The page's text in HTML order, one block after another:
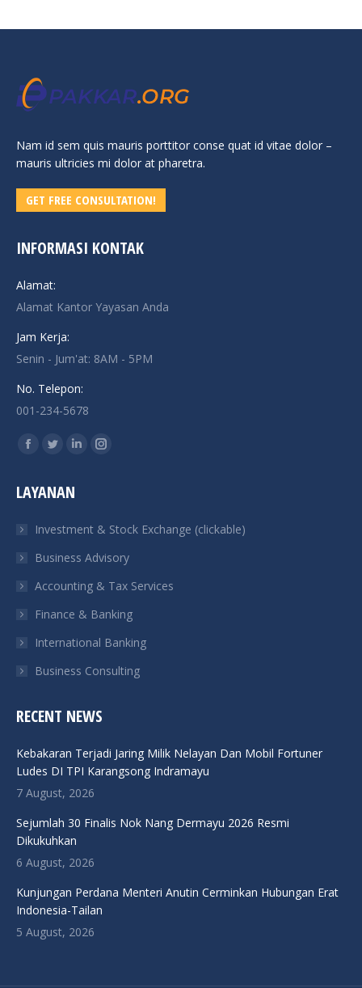
Nam id sem quis mauris porttitor conse quat id vitae dolor –
mauris ultricies mi dolor at pharetra.
GET FREE CONSULTATION!
INFORMASI KONTAK
Alamat:
Alamat Kantor Yayasan Anda
Jam Kerja:
Senin - Jum'at: 8AM - 5PM
No. Telepon:
001-234-5678
Find us on:
Facebook
opens
new
window
Twitter
opens
new
window
Linkedin
new
window
Instagram
new
window
LAYANAN
Investment & Stock Exchange (clickable)
Business Advisory
Accounting & Tax Services
Finance & Banking
International Banking
Business Consulting
RECENT NEWS
Kebakaran Terjadi Jaring Milik Nelayan Dan Mobil Fortuner
Ludes DI TPI Karangsong Indramayu
7 August, 2026
Sejumlah 30 Finalis Nok Nang Dermayu 2026 Resmi
Dikukuhkan
6 August, 2026
Kunjungan Perdana Menteri Anutin Cerminkan Hubungan Erat
Indonesia-Tailan
5 August, 2026